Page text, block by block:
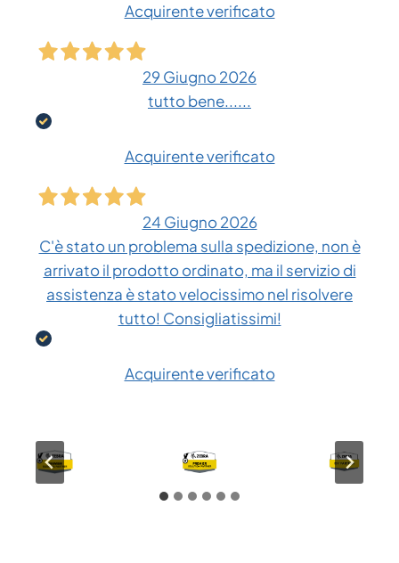
Acquirente verificato
29 Giugno 2026
tutto bene......
Acquirente verificato
24 Giugno 2026
C'è stato un problema sulla spedizione, non è
arrivato il prodotto ordinato, ma il servizio di
assistenza è stato velocissimo nel risolvere
tutto! Consigliatissimi!
Acquirente verificato